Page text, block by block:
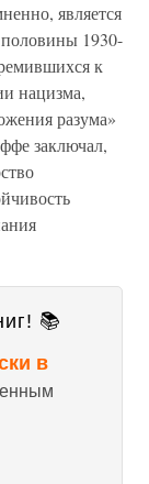
является
1930-
к
нацизма,
разума»
заключал,
📚
в